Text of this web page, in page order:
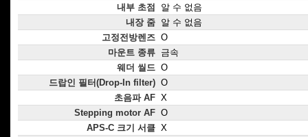
내부 초점
알 수 없음
내장 줌 알 수 없음
고정전방렌즈 O
마운트 종류 금속
웨더 씰드 O
드랍인 필터(Drop-In filter) O
초음파 AF X
Stepping motor AF O
APS-C 크기 서클 X